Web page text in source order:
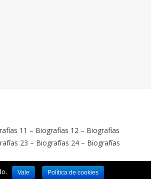
11 – Biografías 12 – Biografías
23 – Biografías 24 – Biografías
Vale Política de cookies